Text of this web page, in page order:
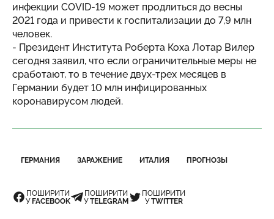
инфекции COVID-19 может продлиться до весны
2021 года и привести к госпитализации до 7,9 млн
человек.
- Президент Института Роберта Коха Лотар Вилер
сегодня заявил, что если ограничительные меры не
сработают, то в течение двух-трех месяцев в
Германии будет 10 млн инфицированных
коронавирусом людей.
ГЕРМАНИЯ ЗАРАЖЕНИЕ ИТАЛИЯ ПРОГНОЗЫ
ПОШИРИТИ
УFACEBOOK
ПОШИРИТИ
УTELEGRAM
ПОШИРИТИ
УTWITTER